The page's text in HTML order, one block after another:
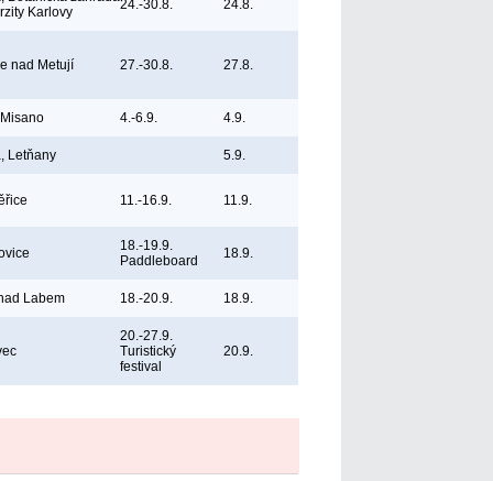
Karlovy
24.-30.8. 24.8.
nad Metují 27.-30.8. 27.8.
4.-6.9. 4.9.
Letňany 5.9.
11.-16.9. 11.9.
18.-19.9.
Paddleboard
18.9.
Labem 18.-20.9. 18.9.
20.-27.9.
Turistický
festival
20.9.